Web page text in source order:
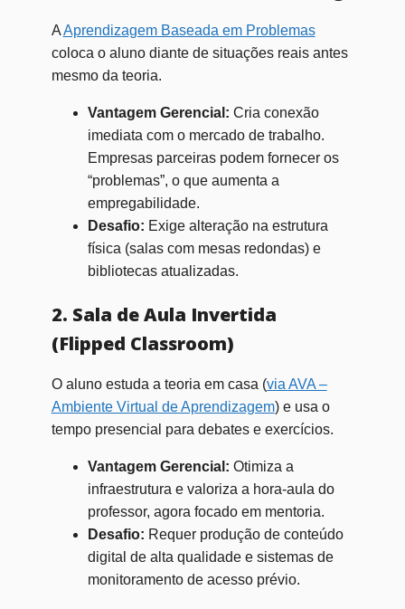
AAprendizagem Baseada em Problemas
coloca o aluno diante de situações reais antes
mesmo da teoria.
Vantagem Gerencial: Cria conexão
imediata com o mercado de trabalho.
Empresas parceiras podem fornecer os
“problemas”, o que aumenta a
empregabilidade.
Desafio: Exige alteração na estrutura
física (salas com mesas redondas) e
bibliotecas atualizadas.
2. Sala de Aula Invertida
(Flipped Classroom)
O aluno estuda a teoria em casa (via AVA –
Ambiente Virtual de Aprendizagem) e usa o
tempo presencial para debates e exercícios.
Vantagem Gerencial: Otimiza a
infraestrutura e valoriza a hora-aula do
professor, agora focado em mentoria.
Desafio: Requer produção de conteúdo
digital de alta qualidade e sistemas de
monitoramento de acesso prévio.